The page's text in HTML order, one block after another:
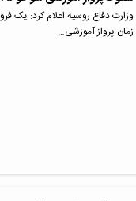
زمان پرواز آموزشی…